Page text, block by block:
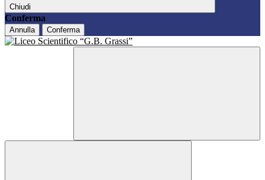
Chiudi
Conferma
Annulla Conferma